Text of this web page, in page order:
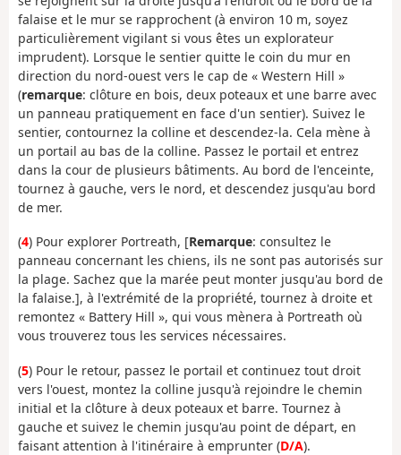
falaise et le mur se rapprochent (à environ 10 m, soyez
particulièrement vigilant si vous êtes un explorateur
imprudent). Lorsque le sentier quitte le coin du mur en
direction du nord-ouest vers le cap de « Western Hill »
(remarque: clôture en bois, deux poteaux et une barre avec
un panneau pratiquement en face d'un sentier). Suivez le
sentier, contournez la colline et descendez-la. Cela mène à
un portail au bas de la colline. Passez le portail et entrez
dans la cour de plusieurs bâtiments. Au bord de l'enceinte,
tournez à gauche, vers le nord, et descendez jusqu'au bord
de mer.
(4) Pour explorer Portreath, [Remarque: consultez le
panneau concernant les chiens, ils ne sont pas autorisés sur
la plage. Sachez que la marée peut monter jusqu'au bord de
la falaise.], à l'extrémité de la propriété, tournez à droite et
remontez « Battery Hill », qui vous mènera à Portreath où
vous trouverez tous les services nécessaires.
(5) Pour le retour, passez le portail et continuez tout droit
vers l'ouest, montez la colline jusqu'à rejoindre le chemin
initial et la clôture à deux poteaux et barre. Tournez à
gauche et suivez le chemin jusqu'au point de départ, en
faisant attention à l'itinéraire à emprunter (D/A).